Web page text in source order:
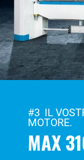
#3 IL
MOTORE.
MAX